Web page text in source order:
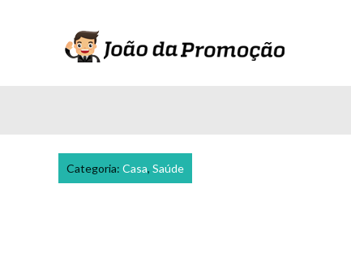
Categoria: Casa, Saúde